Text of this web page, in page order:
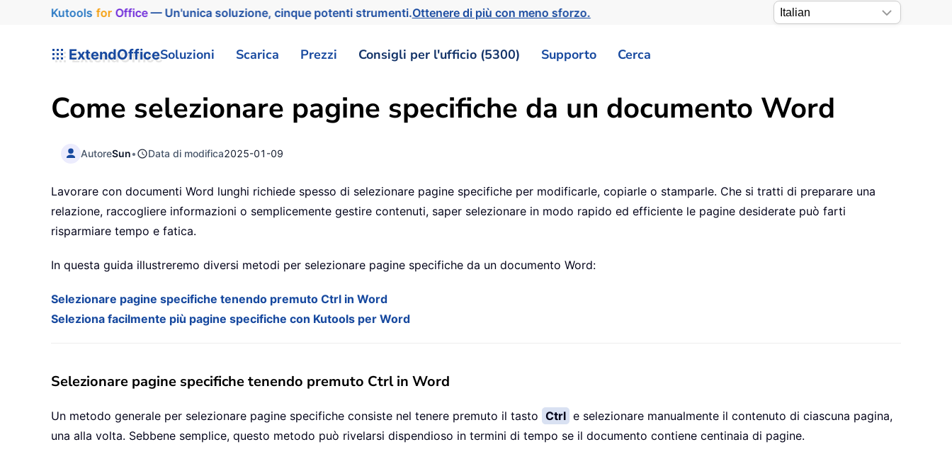
Kutools for Office— Un'unica soluzione, cinque potenti strumenti.Ottenere di più con meno sforzo.
ExtendOfficeSoluzioni Scarica Prezzi Consigli per l'ufficio (5300) Supporto Cerca
Come selezionare pagine specifiche da un documento Word
AutoreSun• Data di modifica2025-01-09
Lavorare con documenti Word lunghi richiede spesso di selezionare pagine specifiche per modificarle, copiarle o stamparle. Che si tratti di preparare una
relazione, raccogliere informazioni o semplicemente gestire contenuti, saper selezionare in modo rapido ed efficiente le pagine desiderate può farti
risparmiare tempo e fatica.
In questa guida illustreremo diversi metodi per selezionare pagine specifiche da un documento Word:
Selezionare pagine specifiche tenendo premuto Ctrl in Word
Seleziona facilmente più pagine specifiche con Kutools per Word
Selezionare pagine specifiche tenendo premuto Ctrl in Word
Un metodo generale per selezionare pagine specifiche consiste nel tenere premuto il tasto Ctrl e selezionare manualmente il contenuto di ciascuna pagina,
una alla volta. Sebbene semplice, questo metodo può rivelarsi dispendioso in termini di tempo se il documento contiene centinaia di pagine.